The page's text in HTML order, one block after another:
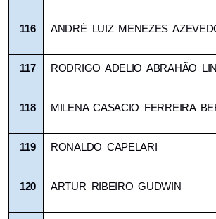
116 ANDRÉ LUIZ MENEZES
117 RODRIGO ADELIO ABRAHÃO
118 MILENA CASACIO FERREIRA
119 RONALDO CAPELARI
120 ARTUR RIBEIRO GUDWIN